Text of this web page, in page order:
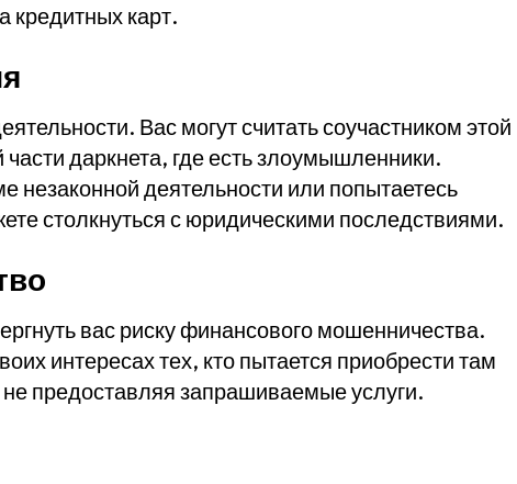
кредитных карт.
Вас могут считать соучастником этой
даркнета, где есть злоумышленники.
деятельности или попытаетесь
столкнуться с юридическими последствиями.
вас риску финансового мошенничества.
интересах тех, кто пытается приобрести там
предоставляя запрашиваемые услуги.